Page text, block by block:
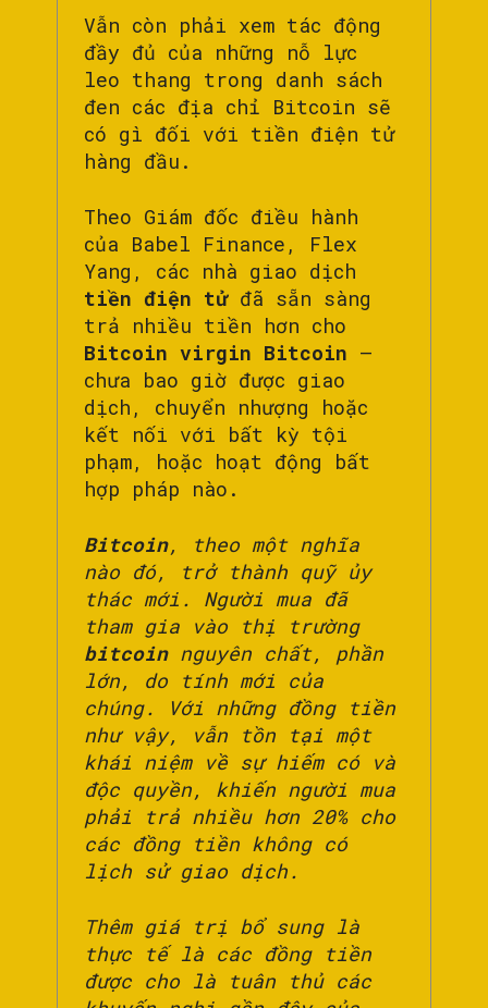
Vẫn còn phải xem tác động
đầy đủ của những nỗ lực
leo thang trong danh sách
đen các địa chỉ Bitcoin sẽ
có gì đối với tiền điện tử
hàng đầu.
Theo Giám đốc điều hành
của Babel Finance, Flex
Yang, các nhà giao dịch
tiền điện tửđã sẵn sàng
trả nhiều tiền hơn cho
Bitcoin virgin Bitcoin –
chưa bao giờ được giao
dịch, chuyển nhượng hoặc
kết nối với bất kỳ tội
phạm, hoặc hoạt động bất
hợp pháp nào.
Bitcoin, theo một nghĩa
nào đó, trở thành quỹ ủy
thác mới. Người mua đã
tham gia vào thị trường
bitcoinnguyên chất, phần
lớn, do tính mới của
chúng. Với những đồng tiền
như vậy, vẫn tồn tại một
khái niệm về sự hiếm có và
độc quyền, khiến người mua
phải trả nhiều hơn 20% cho
các đồng tiền không có
lịch sử giao dịch.
Thêm giá trị bổ sung là
thực tế là các đồng tiền
được cho là tuân thủ các